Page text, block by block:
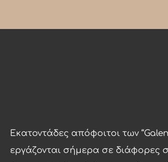
Εκατοντάδες απόφοιτοι των
εργάζονται σήμερα σε διάφορες